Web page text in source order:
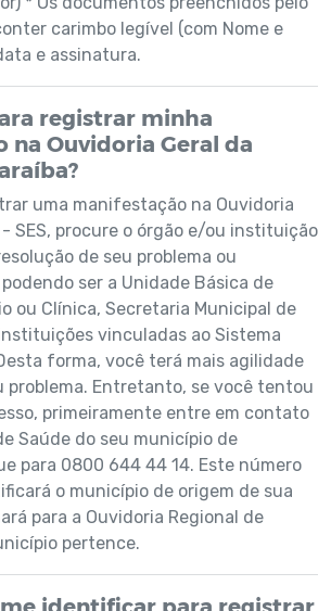
carimbo legível (com Nome e
e assinatura.
registrar minha
na Ouvidoria Geral da
uma manifestação na Ouvidoria
- SES, procure o órgão e/ou instituição
de seu problema ou
ser a Unidade Básica de
ou Clínica, Secretaria Municipal de
vinculadas ao Sistema
forma, você terá mais agilidade
problema. Entretanto, se você tentou
primeiramente entre em contato
Saúde do seu município de
para 0800 644 44 14. Este número
o município de origem de sua
para a Ouvidoria Regional de
pertence.
me identificar para registrar